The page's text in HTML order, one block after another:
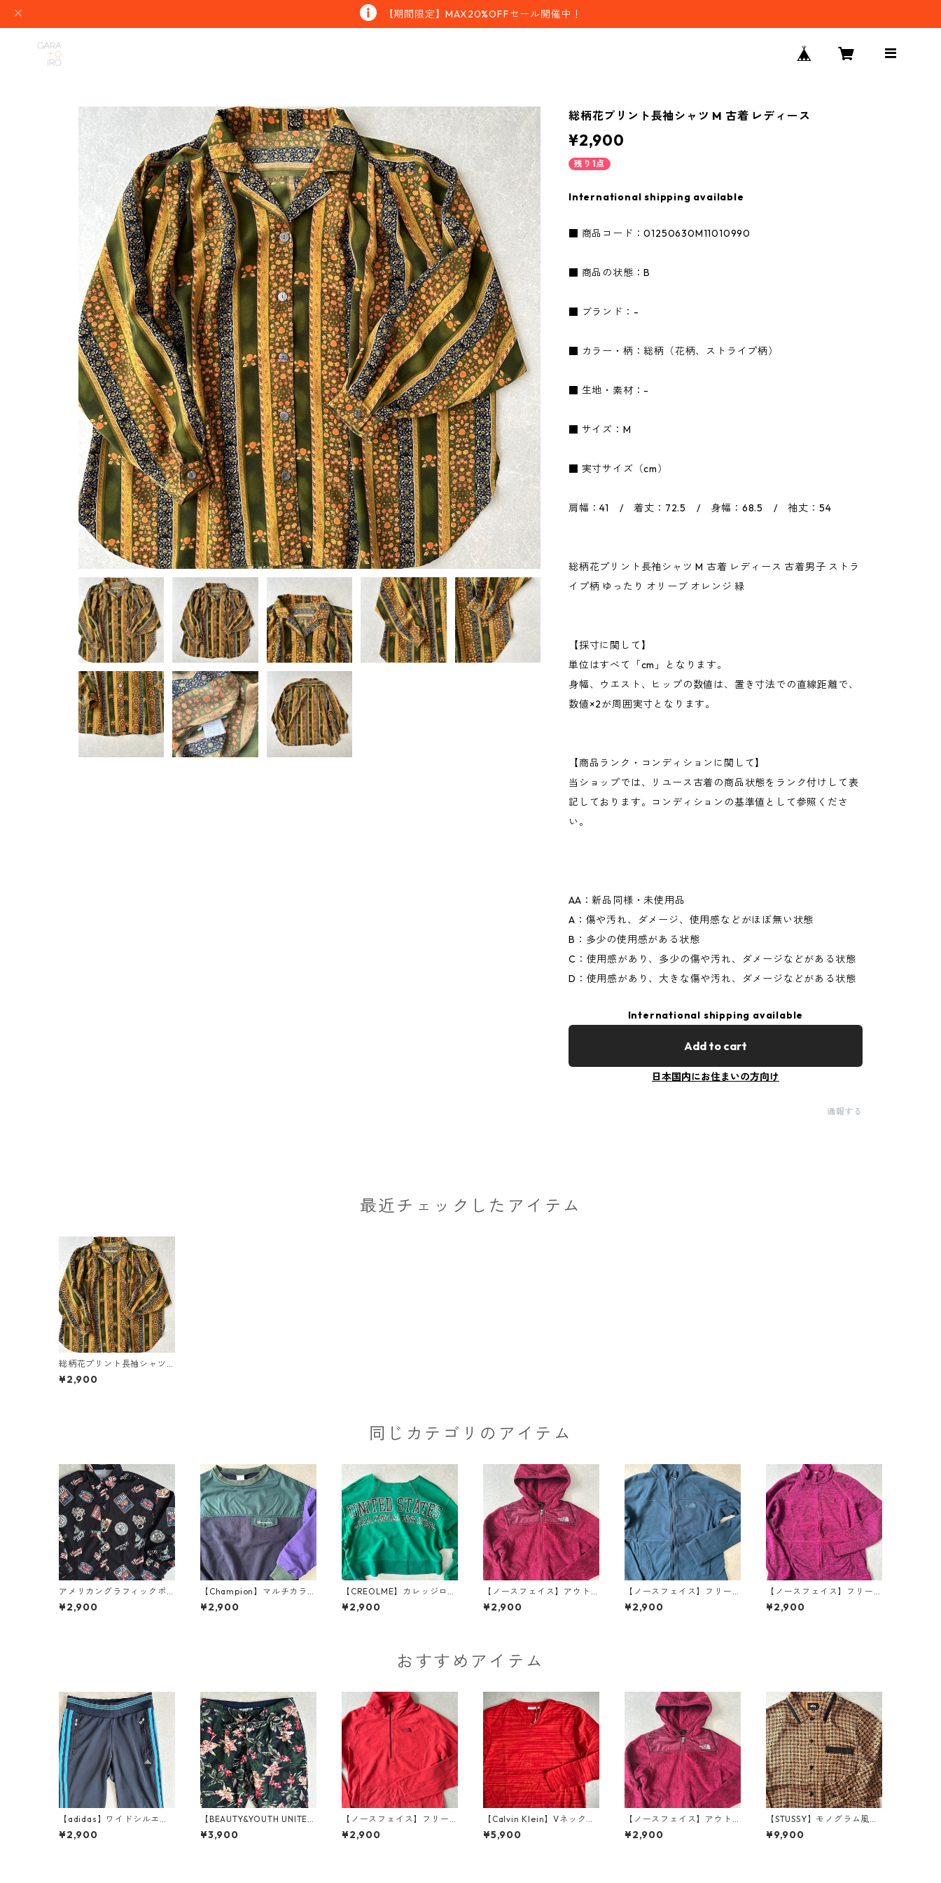
【期間限定】MAX20%OFFセール開催中！
総柄花プリント長袖シャツ M 古着 レディース
¥2,900
残り1点
International shipping available
■ 商品コード：01250630M11010990
■ 商品の状態：B
■ ブランド：-
■ カラー・柄：総柄（花柄、ストライプ柄）
■ 生地・素材：-
■ サイズ：M
■ 実寸サイズ（cm）
肩幅：41 / 着丈：72.5 / 身幅：68.5 / 袖丈：54
総柄花プリント長袖シャツ M 古着 レディース 古着男子 ストラ
イプ柄 ゆったり オリーブ オレンジ 緑
【採寸に関して】
単位はすべて「cm」となります。
身幅、ウエスト、ヒップの数値は、置き寸法での直線距離で、
数値×2が周囲実寸となります。
【商品ランク・コンディションに関して】
当ショップでは、リユース古着の商品状態をランク付けして表
記しております。コンディションの基準値として参照くださ
い。
AA：新品同様・未使用品
A：傷や汚れ、ダメージ、使用感などがほぼ無い状態
B：多少の使用感がある状態
C：使用感があり、多少の傷や汚れ、ダメージなどがある状態
D：使用感があり、大きな傷や汚れ、ダメージなどがある状態
International shipping available
Add to cart
日本国内にお住まいの方向け
通報する
最近チェックしたアイテム
総柄花プリント長袖シャツ
M 古着 レディース
¥2,900
同じカテゴリのアイテム
アメリカングラフィックポ
ップ柄シャツ 総柄 L 古着 レ
ディース
¥2,900
【Champion】マルチカラー
プルオーバーナイロンスウ
ェット マルチカラー L 古着
¥2,900
【CREOLME】カレッジロゴ
プリントショート丈スウェ
ット グリーン F 古着 レディ
¥2,900
【ノースフェイス】アウト
ドアジップフリースジャケ
ット S 古着 レディース
¥2,900
【ノースフェイス】フリー
スジップアップブルゾン ブ
ルー S 古着 レディース
¥2,900
【ノースフェイス】フリー
スジップアップブルゾン ピ
ンク L 古着 レディース
¥2,900
おすすめアイテム
【adidas】ワイドシルエッ
ト3本ラインスウェットパン
ツ ネイビー S 古着 メンズ
¥2,900
【BEAUTY&YOUTH UNITED
ARROWS】リネン混花柄イ
ージーパンツ 総柄 M 古着
¥3,900
【ノースフェイス】フリー
スジップアップブルゾン オ
レンジ S 古着 レディース
¥2,900
【Calvin Klein】Vネックボ
ーダーロングスリーブカッ
トソー長袖Tシャツ ボーダー
¥5,900
【ノースフェイス】アウト
ドアジップフリースジャケ
ット S 古着 レディース
¥2,900
【STUSSY】モノグラム風グ
ラフィカル総柄シャツ 総柄
M 古着 メンズ
¥9,900